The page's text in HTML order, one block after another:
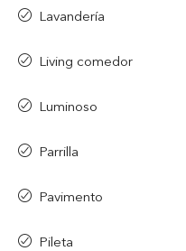
Lavandería
Living comedor
Luminoso
Parrilla
Pavimento
Pileta